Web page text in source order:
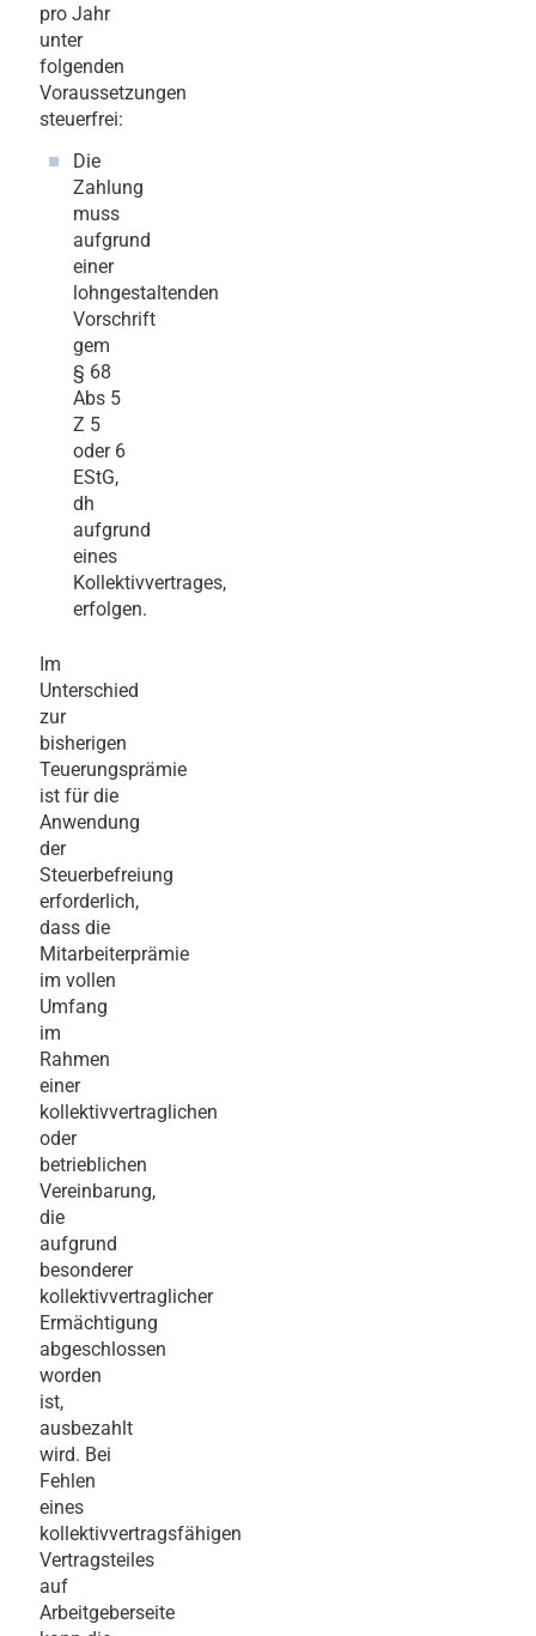
pro Jahr
unter
folgenden
Voraussetzungen
steuerfrei:
Die
Zahlung
muss
aufgrund
einer
lohngestaltenden
Vorschrift
gem
§ 68
Abs 5
Z 5
oder 6
EStG,
dh
aufgrund
eines
Kollektivvertrages,
erfolgen.
Im
Unterschied
zur
bisherigen
Teuerungsprämie
ist für die
Anwendung
der
Steuerbefreiung
erforderlich,
dass die
Mitarbeiterprämie
im vollen
Umfang
im
Rahmen
einer
kollektivvertraglichen
oder
betrieblichen
Vereinbarung,
die
aufgrund
besonderer
kollektivvertraglicher
Ermächtigung
abgeschlossen
worden
ist,
ausbezahlt
wird. Bei
Fehlen
eines
kollektivvertragsfähigen
Vertragsteiles
auf
Arbeitgeberseite